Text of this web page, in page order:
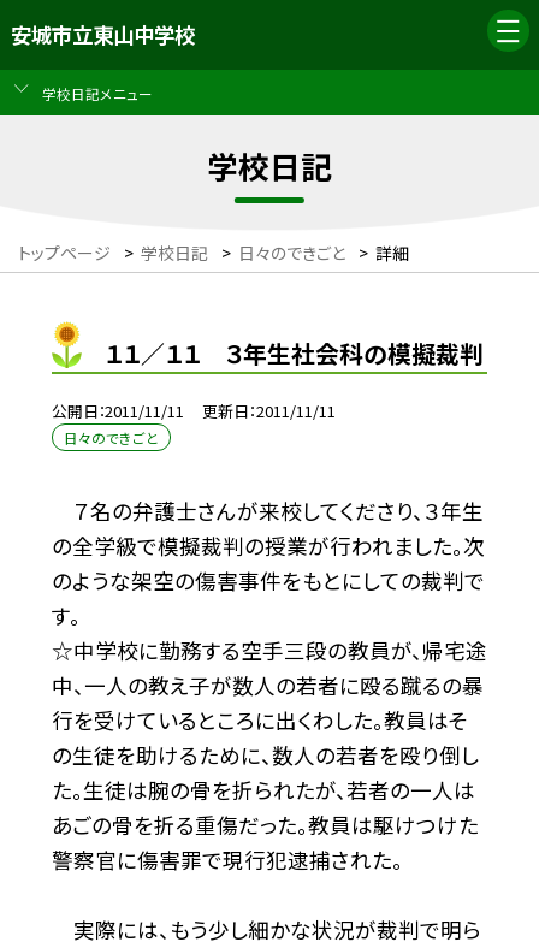
安城市立東山中学校
学校日記メニュー
学校日記
トップページ > 学校日記 > 日々のできごと > 詳細
１１／１１ ３年生社会科の模擬裁判
公開日 2011/11/11 更新日 2011/11/11
日々のできごと
７名の弁護士さんが来校してくださり、３年生
の全学級で模擬裁判の授業が行われました。次
のような架空の傷害事件をもとにしての裁判で
す。
☆中学校に勤務する空手三段の教員が、帰宅途
中、一人の教え子が数人の若者に殴る蹴るの暴
行を受けているところに出くわした。教員はそ
の生徒を助けるために、数人の若者を殴り倒し
た。生徒は腕の骨を折られたが、若者の一人は
あごの骨を折る重傷だった。教員は駆けつけた
警察官に傷害罪で現行犯逮捕された。
実際には、もう少し細かな状況が裁判で明ら